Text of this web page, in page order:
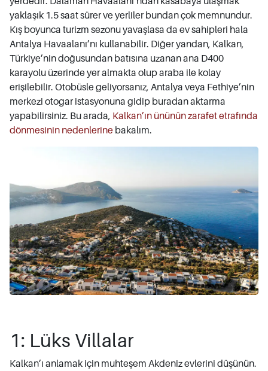
yaklaşık 1.5 saat sürer ve yerliler bundan çok memnundur.
Kış boyunca turizm sezonu yavaşlasa da ev sahipleri hala
Antalya Havaalanı’nı kullanabilir. Diğer yandan, Kalkan,
Türkiye’nin doğusundan batısına uzanan ana D400
karayolu üzerinde yer almakta olup araba ile kolay
erişilebilir. Otobüsle geliyorsanız, Antalya veya Fethiye’nin
merkezi otogar istasyonuna gidip buradan aktarma
yapabilirsiniz. Bu arada, Kalkan’ın ününün zarafet etrafında
dönmesinin nedenlerine bakalım.
1: Lüks Villalar
Kalkan’ı anlamak için muhteşem Akdeniz evlerini düşünün.